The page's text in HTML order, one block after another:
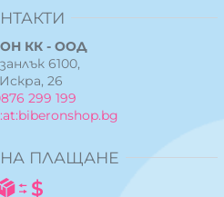
КК - ООД
6100,
26
299 199
ПЛАЩАНЕ